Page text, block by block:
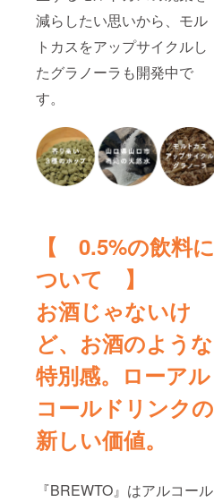
減らしたい思いから、モル
トカスをアップサイクルし
たグラノーラも開発中で
す。
【 0.5%の飲料に
ついて 】
お酒じゃないけ
ど、お酒のような
特別感。ローアル
コールドリンクの
新しい価値。
『BREWTO』はアルコール